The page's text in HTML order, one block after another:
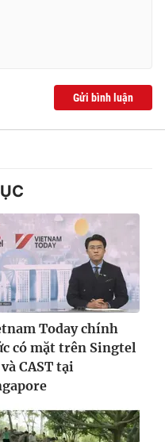
Gửi bình luận
Today chính
có mặt trên Singtel
CAST tại